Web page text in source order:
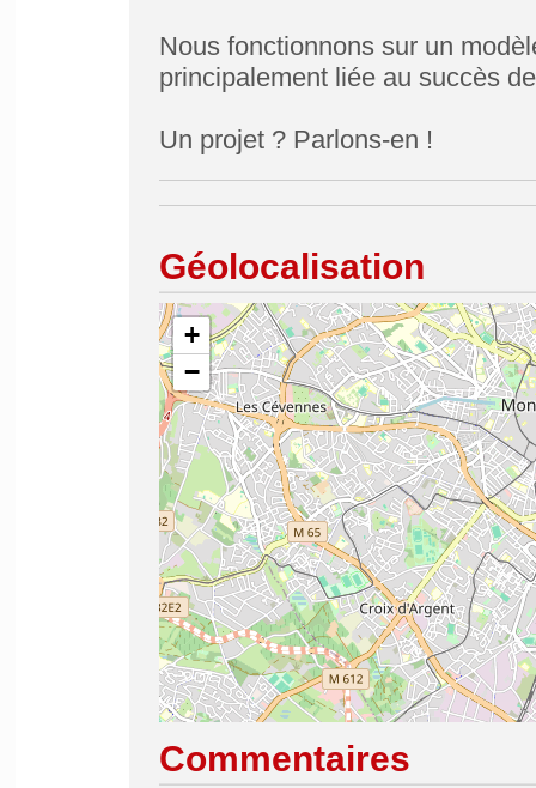
Nous fonctionnons sur un
principalement liée au succès
Un projet ? Parlons-en !
Géolocalisation
+
−
Commentaires